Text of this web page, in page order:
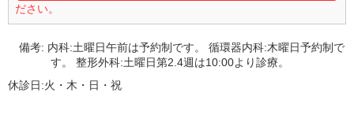
ださい。
備考: 内科:土曜日午前は予約制です。 循環器内科:木曜日予約制で
す。 整形外科:土曜日第2.4週は10:00より診療。
休診日:火・木・日・祝